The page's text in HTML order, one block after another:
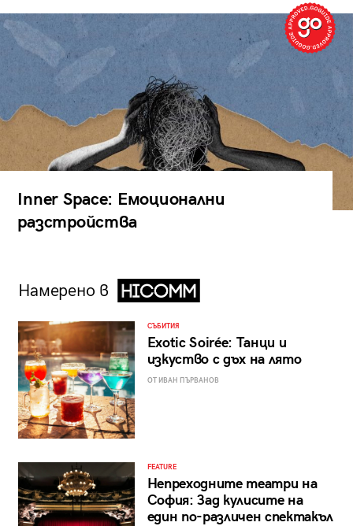
Inner Space: Емоционални
разстройства
Намерено в
СЪБИТИЯ
Exotic Soirée: Танци и
изкуство с дъх на лято
ОТ ИВАН ПЪРВАНОВ
FEATURE
Непреходните театри на
София: Зад кулисите на
един по-различен спектакъл